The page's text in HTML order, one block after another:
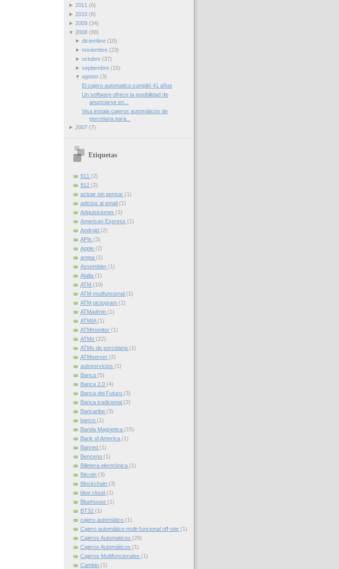
► 2011 (6)
► 2010 (6)
► 2009 (34)
▼ 2008 (88)
► diciembre (10)
► noviembre (23)
► octubre (37)
► septiembre (15)
▼ agosto (3)
El cajero automatico cumplió 41 años
Un software ofrece la posibilidad de
anunciarse en...
Visa instala cajeros automáticos de
porcelana para...
► 2007 (7)
Etiquetas
911 (2)
912 (2)
actuar sin pensar (1)
adictos al email (1)
Adquisiciones (1)
American Express (1)
Android (2)
APIs (3)
Apple (2)
arepa (1)
Assembler (1)
Atalla (1)
ATM (10)
ATM mutifuncional (1)
ATM pictogram (1)
ATMadmin (1)
ATMIA(1)
ATMmonitor (1)
ATMs (22)
ATMs de porcelana (1)
ATMserver (2)
autoservicios (1)
Banca (5)
Banca 2.0 (4)
Banca del Futuro (3)
Banca tradicional (2)
Bancaribe (3)
banco (1)
Banda Magnetica (15)
Bank of America (1)
Banred (1)
Benceno (1)
Billetera electrónica (1)
Bitcoin (3)
Blockchain (3)
blue cloud (1)
Bluehouse (1)
BT32 (1)
cajero automático (1)
Cajero automático multi-funcional off-site (1)
Cajeros Automaticos (29)
Cajeros Automáticos (1)
Cajeros Multifuncionales (1)
Cambio (1)